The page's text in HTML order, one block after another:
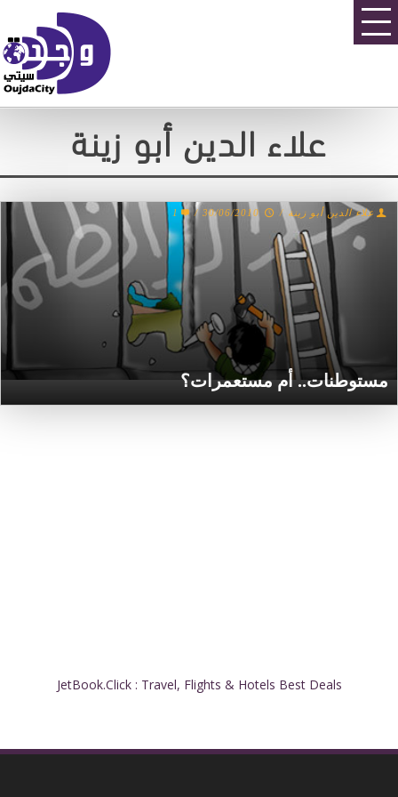
علاء الدين أبو زينة
مستوطنات.. أم مستعمرات؟
علاء الدين أبو زينة /
30/06/2010
/
1
JetBook.Click : Travel, Flights & Hotels Best Deals